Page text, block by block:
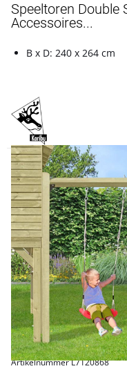
Speeltoren Double
Accessoires...
B x D: 240 x 264 cm
Artikelnummer L7120868